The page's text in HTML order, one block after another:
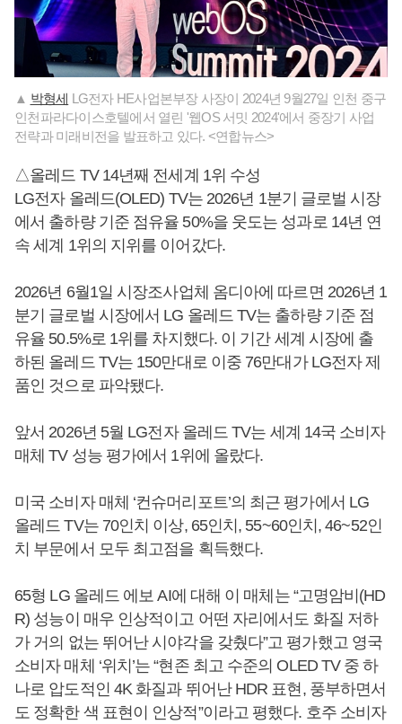
▲ 박형세 LG전자 HE사업본부장 사장이 2024년 9월27일 인천 중구
인천파라다이스호텔에서 열린 '웹OS 서밋 2024'에서 중장기 사업
전략과 미래비전을 발표하고 있다. <연합뉴스>
△올레드 TV 14년째 전세계 1위 수성
LG전자 올레드(OLED) TV는 2026년 1분기 글로벌 시장
에서 출하량 기준 점유율 50%을 웃도는 성과로 14년 연
속 세계 1위의 지위를 이어갔다.
2026년 6월1일 시장조사업체 옴디아에 따르면 2026년 1
분기 글로벌 시장에서 LG 올레드 TV는 출하량 기준 점
유율 50.5%로 1위를 차지했다. 이 기간 세계 시장에 출
하된 올레드 TV는 150만대로 이중 76만대가 LG전자 제
품인 것으로 파악됐다.
앞서 2026년 5월 LG전자 올레드 TV는 세계 14국 소비자
매체 TV 성능 평가에서 1위에 올랐다.
미국 소비자 매체 ‘컨슈머리포트’의 최근 평가에서 LG
올레드 TV는 70인치 이상, 65인치, 55~60인치, 46~52인
치 부문에서 모두 최고점을 획득했다.
65형 LG 올레드 에보 AI에 대해 이 매체는 “고명암비(HD
R) 성능이 매우 인상적이고 어떤 자리에서도 화질 저하
가 거의 없는 뛰어난 시야각을 갖췄다”고 평가했고 영국
소비자 매체 ‘위치’는 “현존 최고 수준의 OLED TV 중 하
나로 압도적인 4K 화질과 뛰어난 HDR 표현, 풍부하면서
도 정확한 색 표현이 인상적”이라고 평했다. 호주 소비자